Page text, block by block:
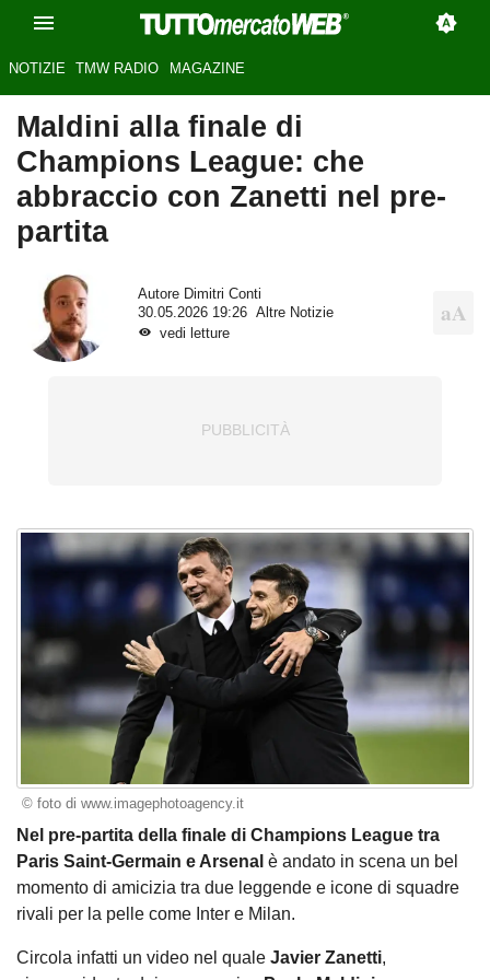
NOTIZIE TMW RADIO MAGAZINE
Maldini alla finale di
Champions League: che
abbraccio con Zanetti nel pre-
partita
Autore Dimitri Conti
30.05.2026 19:26
Altre Notizie
vedi letture
© foto di www.imagephotoagency.it
Nel pre-partita della finale di Champions League tra
Paris Saint-Germain e Arsenal è andato in scena un bel
momento di amicizia tra due leggende e icone di squadre
rivali per la pelle come Inter e Milan.
Circola infatti un video nel quale Javier Zanetti,